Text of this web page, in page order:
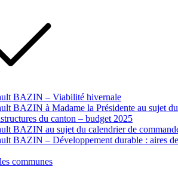
BAZIN – Viabilité hivernale
BAZIN à Madame la Présidente au sujet
du canton – budget 2025
BAZIN au sujet du calendrier de
BAZIN – Développement durable : aires
communes